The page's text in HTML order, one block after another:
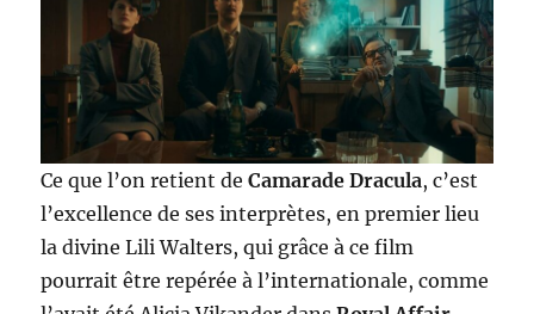
Ce que l’on retient deCamarade Dracula, c’est
l’excellence de ses interprètes, en premier lieu
la divine Lili Walters, qui grâce à ce film
pourrait être repérée à l’internationale, comme